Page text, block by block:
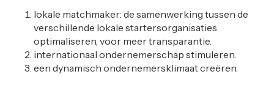
lokale matchmaker: de samenwerking tussen de
verschillende lokale startersorganisaties
optimaliseren, voor meer transparantie.
internationaal ondernemerschap stimuleren.
een dynamisch ondernemersklimaat creëren.